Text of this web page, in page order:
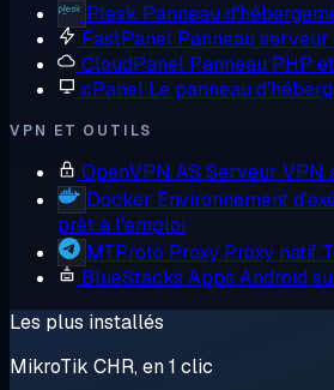
Plesk Panneau
FastPanel Panneau
CloudPanel Panneau PHP
cPanel Le panneau
VPN ET OUTILS
OpenVPN AS Serveur VPN
Docker Environnement
prêt à l'emploi
MTProto Proxy Proxy natif
BlueStacks Apps Android
Les plus installés
MikroTik CHR, en 1 clic